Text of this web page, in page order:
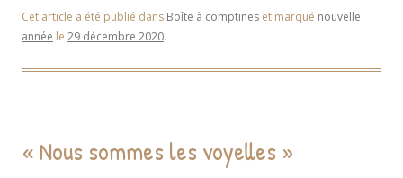
Cet article a été publié dans Boîte à comptines et marqué nouvelle
année le 29 décembre 2020.
« Nous sommes les voyelles »